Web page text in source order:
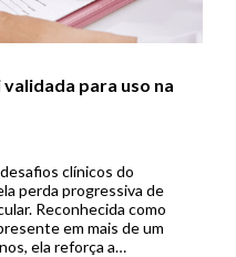
para uso na
clínicos do
perda progressiva de
Reconhecida como
em mais de um
ela reforça a